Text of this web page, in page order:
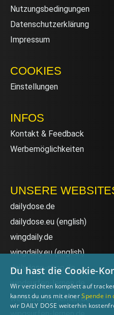
Nutzungsbedingungen
Datenschutzerklärung
Impressum
COOKIES
Einstellungen
INFOS
Kontakt & Feedback
Werbemöglichkeiten
UNSERE
dailydose.de
dailydose.eu (english)
wingdaily.de
wingdaily.eu(english)
dailydose-shop.de
windsurfen-lernen.de
wellenreiten-lernen.de
Du hast die Cookie-
Wir verzichten komplett auf
kannst du uns mit einerSpende in
wir DAILY DOSE weiterhin